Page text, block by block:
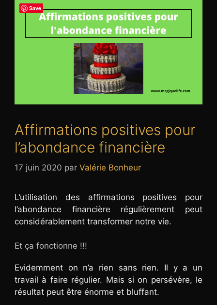
Affirmations positives pour
l’abondance financière
17 juin 2020 par Valérie Bonheur
L’utilisation des affirmations positives pour
l’abondance financière régulièrement peut
considérablement transformer notre vie.
Et ça fonctionne !!!
Evidemment on n’a rien sans rien. Il y a un
travail à faire régulier. Mais si on persévère, le
résultat peut être énorme et bluffant.
Save